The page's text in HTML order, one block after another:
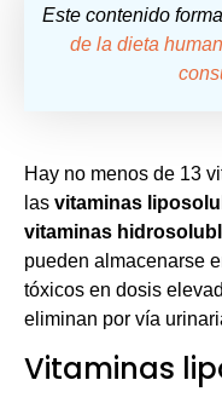
Este contenido
de la dieta
Hay no menos de 13
las vitaminas
vitaminas
pueden almacenarse
tóxicos en dosis
eliminan por vía
Vitaminas